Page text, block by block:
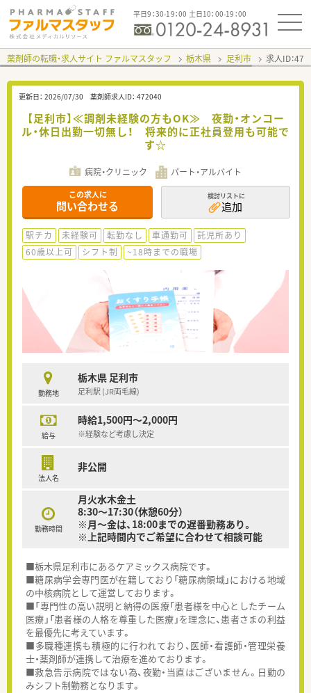
平日9：30-19：00 土日10：00-19：00
薬剤師の転職・求人サイト ファルマスタッフ 栃木県 足利市 求人ID：
更新日： 2026/07/30 薬剤師求人ID： 472040
【足利市】≪調剤未経験の方もOK≫ 夜勤・オンコー
ル・休日出勤一切無し！ 将来的に正社員登用も可能で
す☆
病院・クリニック パート・アルバイト
この求人に
問い合わせる
検討リストに
追加
駅チカ 未経験可 転勤なし 車通勤可
託児所あり
60歳以上可
シフト制 ~18時までの職場
勤務地
栃木県 足利市
足利駅 (JR両毛線)
給与
時給1,500円～2,000円
※経験など考慮し決定
法人名
非公開
勤務時間
月火水木金土
8:30～17:30（休憩60分）
※月～金は、18:00までの遅番勤務あり。
※上記時間内でご希望に合わせて相談可能
■栃木県足利市にあるケアミックス病院です。
■糖尿病学会専門医が在籍しており「糖尿病領域」における地域
の中核病院として運営しております。
■「専門性の高い説明と納得の医療「患者様を中心としたチーム
医療」「患者様の人格を尊重した医療」を理念に、患者さまの利益
を最優先に考えています。
■多職種連携も積極的に行われており、医師・看護師・管理栄養
士・薬剤師が連携して治療を進めております。
■救急告示病院ではない為、夜勤・当直はございません。日勤の
みシフト制勤務となります。